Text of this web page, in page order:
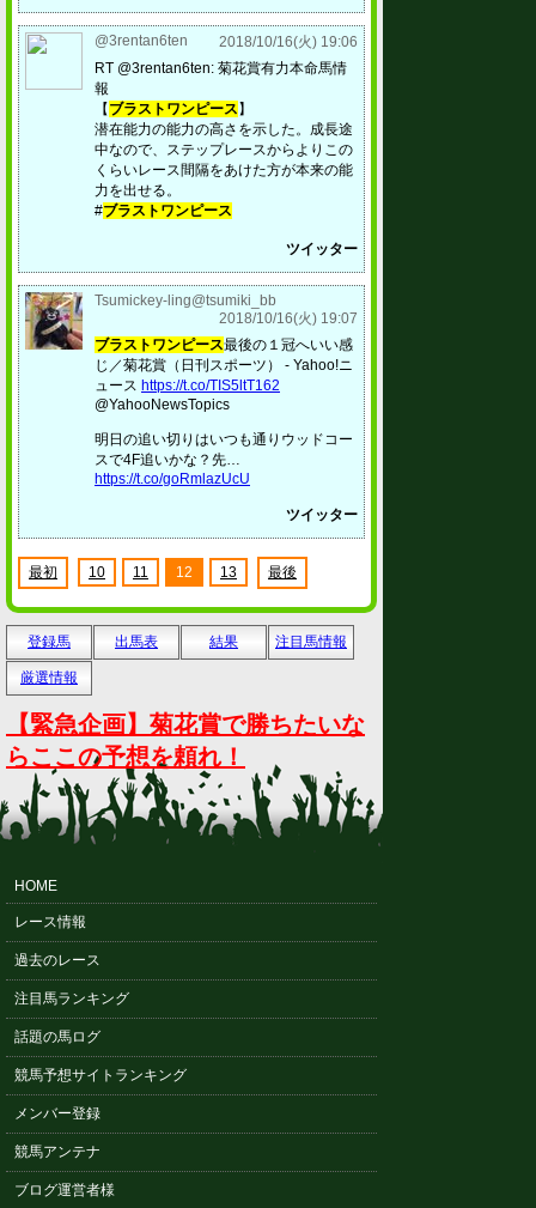
@3rentan6ten
2018/10/16(火) 19:06
RT @3rentan6ten: 菊花賞有力本命馬情
報
【 ブラストワンピース 】
潜在能力の能力の高さを示した。成長途
中なので、ステップレースからよりこの
くらいレース間隔をあけた方が本来の能
力を出せる。
#ブラストワンピース
ツイッター
Tsumickey-ling@tsumiki_bb
2018/10/16(火) 19:07
ブラストワンピース最後の１冠へいい感
じ／菊花賞（日刊スポーツ） - Yahoo!ニ
ュース https://t.co/TIS5ltT162
@YahooNewsTopics
明日の追い切りはいつも通りウッドコー
スで4F追いかな？先…
https://t.co/goRmlazUcU
ツイッター
最初 10 11 12 13 最後
登録馬 出馬表 結果 注目馬情報
厳選情報
【緊急企画】菊花賞で勝ちたいな
らここの予想を頼れ！
HOME
レース情報
過去のレース
注目馬ランキング
話題の馬ログ
競馬予想サイトランキング
メンバー登録
競馬アンテナ
ブログ運営者様